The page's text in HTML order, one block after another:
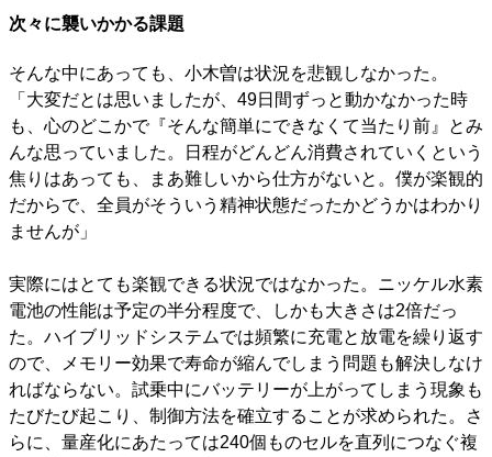
次々に襲いかかる課題
そんな中にあっても、小木曽は状況を悲観しなかった。
「大変だとは思いましたが、49日間ずっと動かなかった時
も、心のどこかで『そんな簡単にできなくて当たり前』とみ
んな思っていました。日程がどんどん消費されていくという
焦りはあっても、まあ難しいから仕方がないと。僕が楽観的
だからで、全員がそういう精神状態だったかどうかはわかり
ませんが」
実際にはとても楽観できる状況ではなかった。ニッケル水素
電池の性能は予定の半分程度で、しかも大きさは2倍だっ
た。ハイブリッドシステムでは頻繁に充電と放電を繰り返す
ので、メモリー効果で寿命が縮んでしまう問題も解決しなけ
ればならない。試乗中にバッテリーが上がってしまう現象も
たびたび起こり、制御方法を確立することが求められた。さ
らに、量産化にあたっては240個ものセルを直列につなぐ複